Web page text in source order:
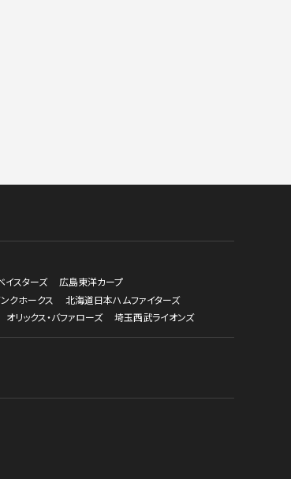
イスターズ
広島東洋カープ
クホークス
北海道日本ハムファイターズ
オリックス・バファローズ 埼玉西武ライオンズ